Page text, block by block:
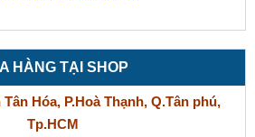
HÀNG TẠI SHOP
Tân Hóa, P.Hoà Thạnh, Q.Tân phú,
Tp.HCM